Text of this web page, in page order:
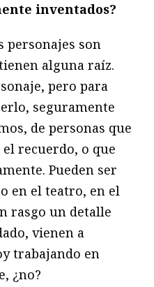
inventados?
personajes son
alguna raíz.
pero para
seguramente
de personas que
recuerdo, o que
Pueden ser
en el teatro, en el
rasgo un detalle
vienen a
trabajando en
¿no?